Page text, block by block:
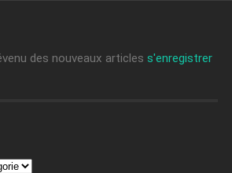
des nouveaux articles s'enregistrer